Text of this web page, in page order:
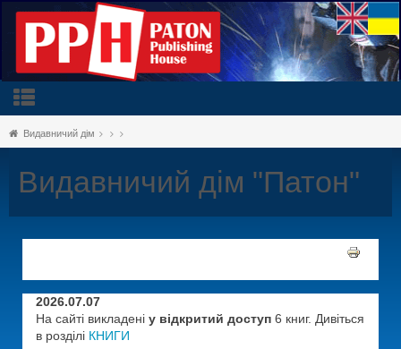
Видавничий дім
Видавничий дім "Патон"
2026.07.07
На сайті викладені у відкритий доступ 6 книг. Дивіться
в розділі КНИГИ